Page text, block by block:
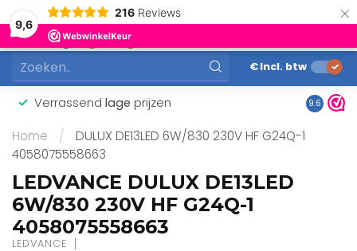
9,6
216 Reviews ×
MENU
0
€Incl. btw
Verrassend lage prijzen 9.6
Home /
DULUX DE13LED 6W/830 230V HF G24Q-1
4058075558663
LEDVANCE DULUX DE13LED
6W/830 230V HF G24Q-1
4058075558663
LEDVANCE